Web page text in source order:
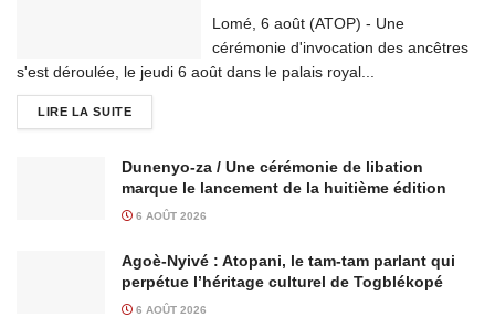
Lomé, 6 août (ATOP) - Une
cérémonie d'invocation des ancêtres
s'est déroulée, le jeudi 6 août dans le palais royal...
LIRE LA SUITE
Dunenyo-za / Une cérémonie de libation
marque le lancement de la huitième édition
6 AOÛT 2026
Agoè-Nyivé : Atopani, le tam-tam parlant qui
perpétue l’héritage culturel de Togblékopé
6 AOÛT 2026